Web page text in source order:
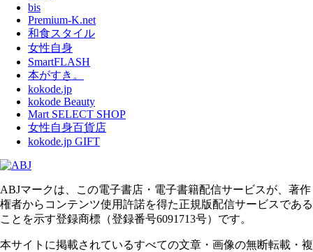
bis
Premium-K.net
和食スタイル
女性自身
SmartFLASH
本がすき。
kokode.jp
kokode Beauty
Mart SELECT SHOP
女性自身百貨店
kokode.jp GIFT
ABJマークは、この電子書店・電子書籍配信サービスが、著作
権者からコンテンツ使用許諾を得た正規版配信サービスである
ことを示す登録商標（登録番号6091713号）です。
本サイトに掲載されているすべての文章・画像の無断転載・複